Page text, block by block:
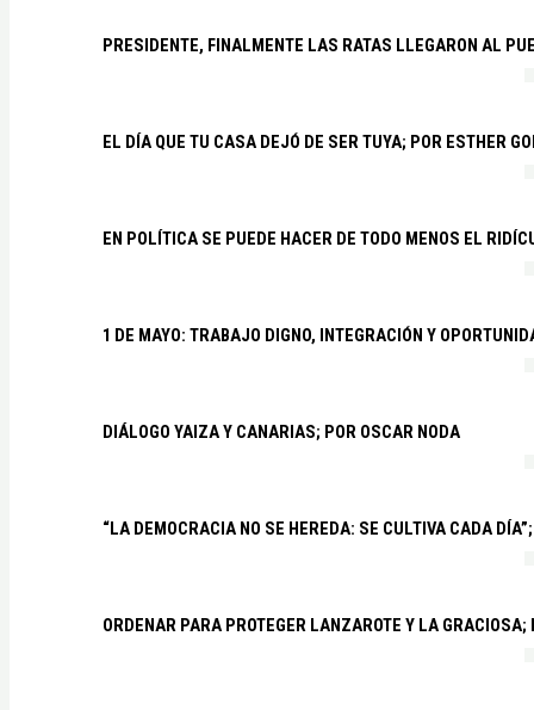
PRESIDENTE, FINALMENTE LAS RATAS LLEGARON AL
EL DÍA QUE TU CASA DEJÓ DE SER TUYA; POR ESTHER
EN POLÍTICA SE PUEDE HACER DE TODO MENOS EL
1 DE MAYO: TRABAJO DIGNO, INTEGRACIÓN Y
DIÁLOGO YAIZA Y CANARIAS; POR OSCAR NODA
“LA DEMOCRACIA NO SE HEREDA: SE CULTIVA CADA
ORDENAR PARA PROTEGER LANZAROTE Y LA